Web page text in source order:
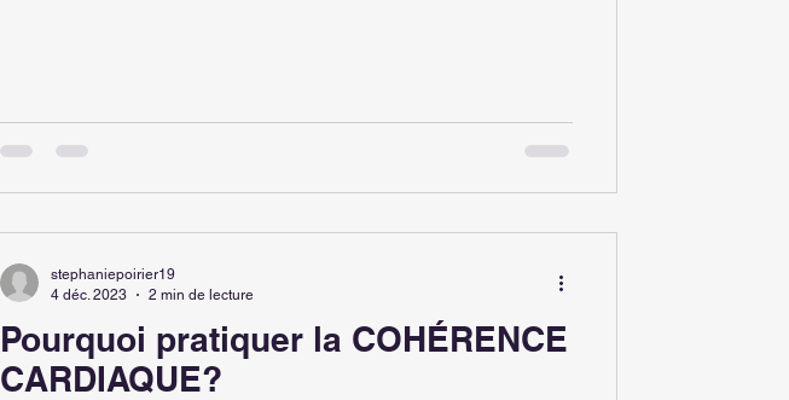
Pourquoi pratiquer la COHÉRENCE
CARDIAQUE?
stephaniepoirier19
4 déc. 2023
2 min de lecture